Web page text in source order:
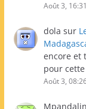
Août 3, 16:31
dola sur
encore et
pour
Août 3,